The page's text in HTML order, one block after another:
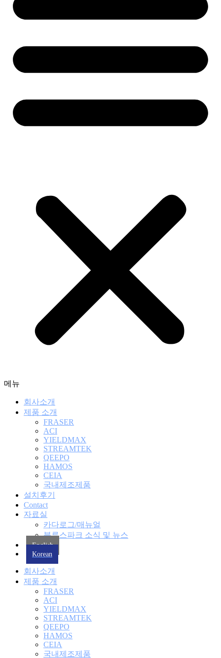
메뉴
회사소개
제품 소개
FRASER
ACI
YIELDMAX
STREAMTEK
QEEPO
HAMOS
CEIA
국내제조제품
설치후기
Contact
자료실
카다로그/매뉴얼
블루스파크 소식 및 뉴스
English
Korean
회사소개
제품 소개
FRASER
ACI
YIELDMAX
STREAMTEK
QEEPO
HAMOS
CEIA
국내제조제품